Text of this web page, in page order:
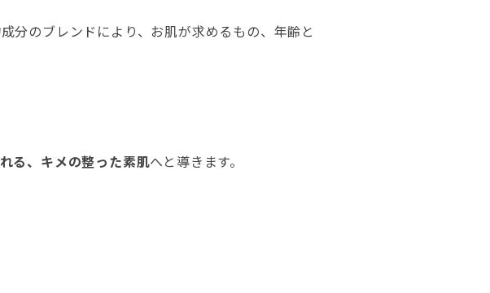
分のブレンドにより、お肌が求めるもの、年齢と
る、キメの整った素肌へと導きます。